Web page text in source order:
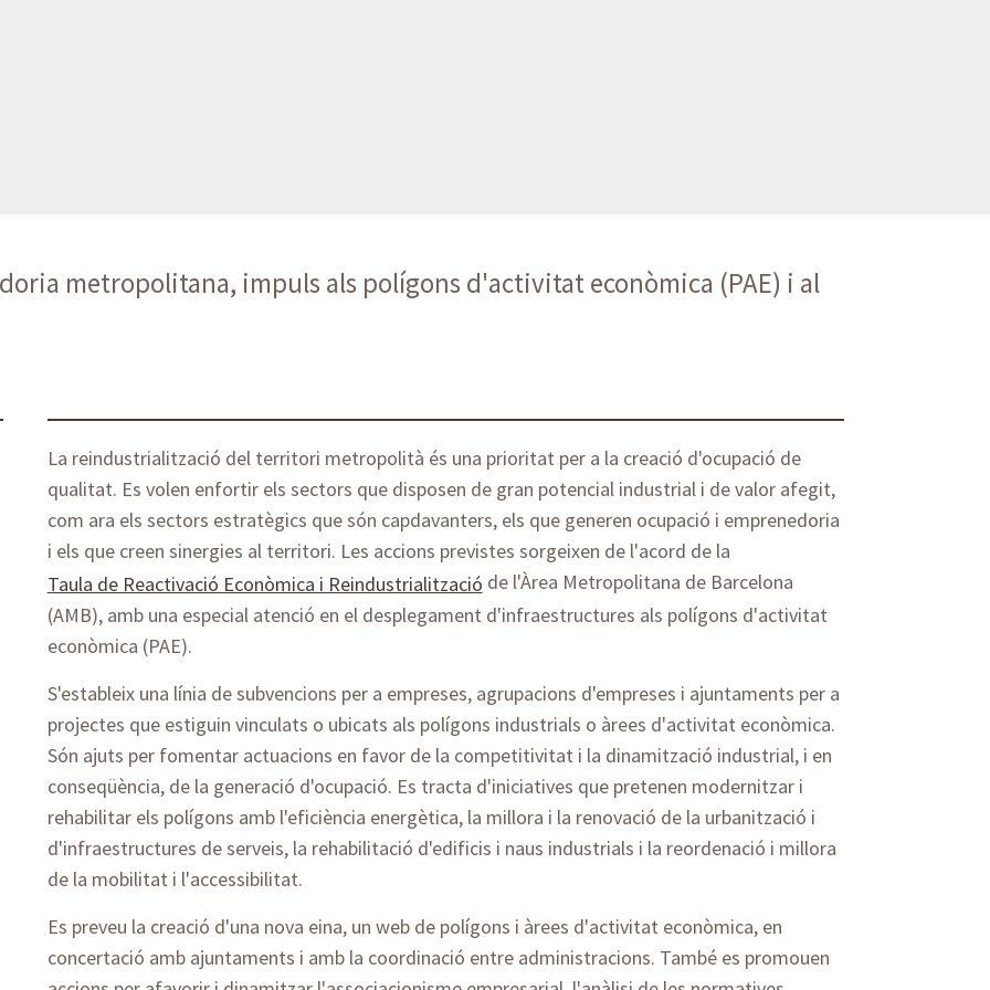
metropolitana, impuls als polígons d'activitat econòmica (PAE) i al
La reindustrialització del territori metropolità és una prioritat per a la creació d'ocupació de
qualitat. Es volen enfortir els sectors que disposen de gran potencial industrial i de valor afegit,
com ara els sectors estratègics que són capdavanters, els que generen ocupació i emprenedoria
i els que creen sinergies al territori. Les accions previstes sorgeixen de l'acord de la
Taula de Reactivació Econòmica i Reindustrialització de l'Àrea Metropolitana de Barcelona
(AMB), amb una especial atenció en el desplegament d'infraestructures als polígons d'activitat
econòmica (PAE).
S'estableix una línia de subvencions per a empreses, agrupacions d'empreses i ajuntaments per a
projectes que estiguin vinculats o ubicats als polígons industrials o àrees d'activitat econòmica.
Són ajuts per fomentar actuacions en favor de la competitivitat i la dinamització industrial, i en
conseqüència, de la generació d'ocupació. Es tracta d'iniciatives que pretenen modernitzar i
rehabilitar els polígons amb l'eficiència energètica, la millora i la renovació de la urbanització i
d'infraestructures de serveis, la rehabilitació d'edificis i naus industrials i la reordenació i millora
de la mobilitat i l'accessibilitat.
Es preveu la creació d'una nova eina, un web de polígons i àrees d'activitat econòmica, en
concertació amb ajuntaments i amb la coordinació entre administracions. També es promouen